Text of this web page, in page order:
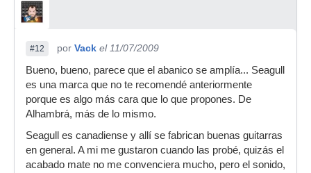
#12 por Vack el 11/07/2009
Bueno, bueno, parece que el abanico se amplía... Seagull
es una marca que no te recomendé anteriormente
porque es algo más cara que lo que propones. De
Alhambrá, más de lo mismo.
Seagull es canadiense y allí se fabrican buenas guitarras
en general. A mi me gustaron cuando las probé, quizás el
acabado mate no me convenciera mucho, pero el sonido,